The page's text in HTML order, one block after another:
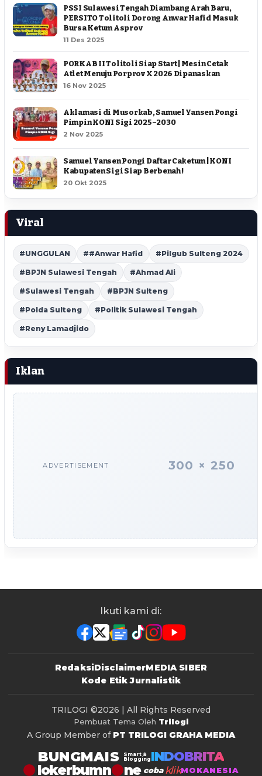
PSSI Sulawesi Tengah Diambang Arah Baru,
PERSITO Tolitoli Dorong Anwar Hafid Masuk
Bursa Ketum Asprov
11 Des 2025
PORKAB II Tolitoli Siap Start | Mesin Cetak
Atlet Menuju Porprov X 2026 Dipanaskan
16 Nov 2025
Aklamasi di Musorkab, Samuel Yansen Pongi
Pimpin KONI Sigi 2025–2030
2 Nov 2025
Samuel Yansen Pongi Daftar Caketum | KONI
Kabupaten Sigi Siap Berbenah !
20 Okt 2025
Viral
#UNGGULAN ##Anwar Hafid #Pilgub Sulteng 2024
#BPJN Sulawesi Tengah #Ahmad Ali
#Sulawesi Tengah #BPJN Sulteng
#Polda Sulteng #Politik Sulawesi Tengah
#Reny Lamadjido
Iklan
ADVERTISEMENT 300 × 250
Ikuti kami di:
RedaksiDisclaimerMEDIA SIBER
Kode Etik Jurnalistik
TRILOGI ©2026 | All Rights Reserved
Pembuat Tema Oleh Trilogi
A Group Member of PT TRILOGI GRAHA MEDIA
BUNGMAIS
Smart &
Blogging INDOBRITA
lokerbumn coba klikMOKANESIA